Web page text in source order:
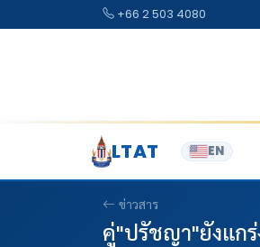
+66 2 503 4080
LTAT EN
ข่าวสาร
คู่"ปรัชญา"ยังแก